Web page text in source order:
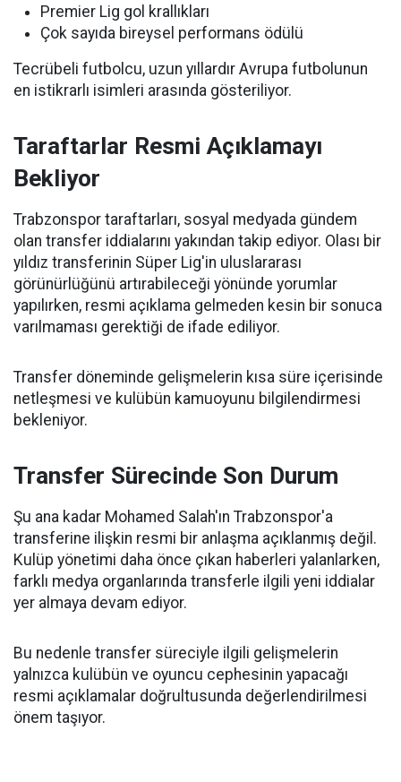
Premier Lig gol krallıkları
Çok sayıda bireysel performans ödülü
Tecrübeli futbolcu, uzun yıllardır Avrupa futbolunun
en istikrarlı isimleri arasında gösteriliyor.
Taraftarlar Resmi Açıklamayı
Bekliyor
Trabzonspor taraftarları, sosyal medyada gündem
olan transfer iddialarını yakından takip ediyor. Olası bir
yıldız transferinin Süper Lig'in uluslararası
görünürlüğünü artırabileceği yönünde yorumlar
yapılırken, resmi açıklama gelmeden kesin bir sonuca
varılmaması gerektiği de ifade ediliyor.
Transfer döneminde gelişmelerin kısa süre içerisinde
netleşmesi ve kulübün kamuoyunu bilgilendirmesi
bekleniyor.
Transfer Sürecinde Son Durum
Şu ana kadar Mohamed Salah'ın Trabzonspor'a
transferine ilişkin resmi bir anlaşma açıklanmış değil.
Kulüp yönetimi daha önce çıkan haberleri yalanlarken,
farklı medya organlarında transferle ilgili yeni iddialar
yer almaya devam ediyor.
Bu nedenle transfer süreciyle ilgili gelişmelerin
yalnızca kulübün ve oyuncu cephesinin yapacağı
resmi açıklamalar doğrultusunda değerlendirilmesi
önem taşıyor.